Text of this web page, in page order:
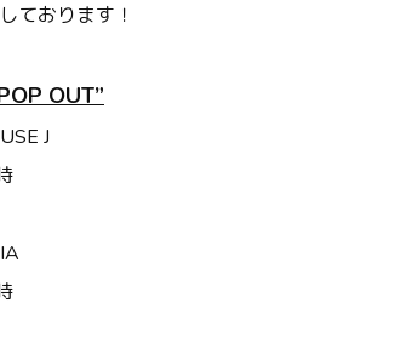
ております！
OUT”
J